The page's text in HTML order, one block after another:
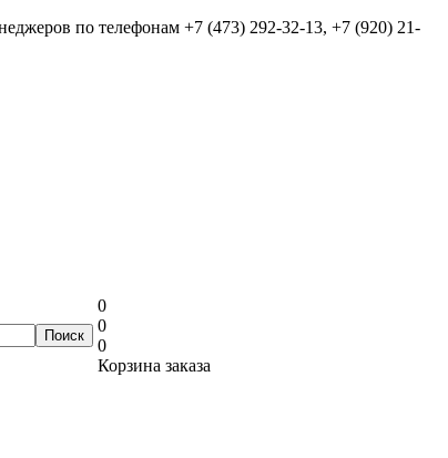
по телефонам +7 (473) 292-32-13, +7 (920) 21-
0
0
0
Корзина заказа